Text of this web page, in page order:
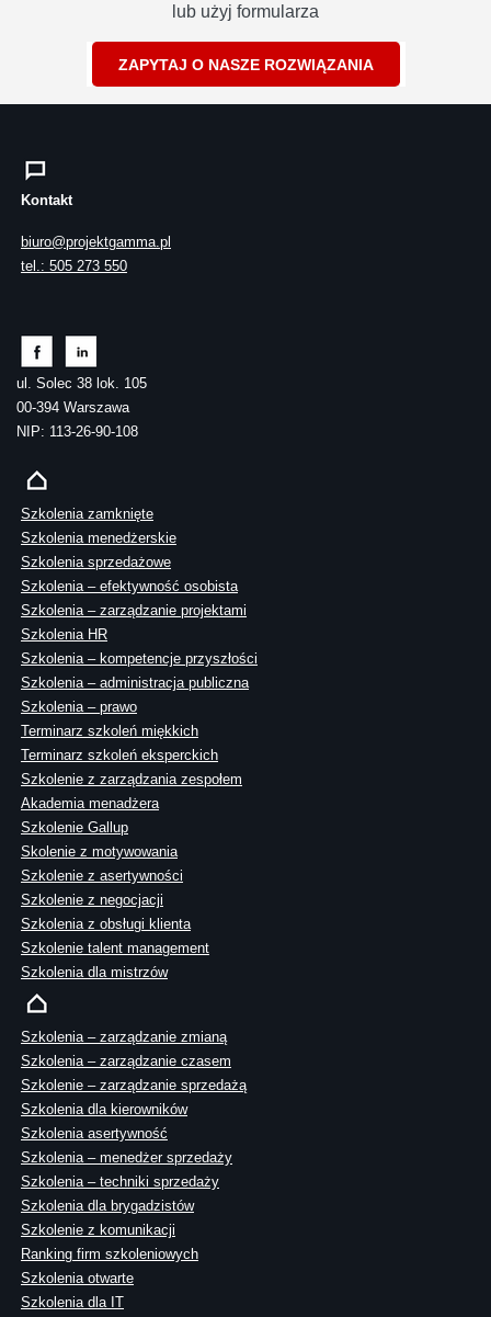
lub użyj formularza
ZAPYTAJ O NASZE ROZWIĄZANIA
Kontakt
biuro@projektgamma.pl
tel.: 505 273 550
ul. Solec 38 lok. 105
00-394 Warszawa
NIP: 113-26-90-108
Szkolenia zamknięte
Szkolenia menedżerskie
Szkolenia sprzedażowe
Szkolenia – efektywność osobista
Szkolenia – zarządzanie projektami
Szkolenia HR
Szkolenia – kompetencje przyszłości
Szkolenia – administracja publiczna
Szkolenia – prawo
Terminarz szkoleń miękkich
Terminarz szkoleń eksperckich
Szkolenie z zarządzania zespołem
Akademia menadżera
Szkolenie Gallup
Skolenie z motywowania
Szkolenie z asertywności
Szkolenie z negocjacji
Szkolenia z obsługi klienta
Szkolenie talent management
Szkolenia dla mistrzów
Szkolenia – zarządzanie zmianą
Szkolenia – zarządzanie czasem
Szkolenie – zarządzanie sprzedażą
Szkolenia dla kierowników
Szkolenia asertywność
Szkolenia – menedżer sprzedaży
Szkolenia – techniki sprzedaży
Szkolenia dla brygadzistów
Szkolenie z komunikacji
Ranking firm szkoleniowych
Szkolenia otwarte
Szkolenia dla IT